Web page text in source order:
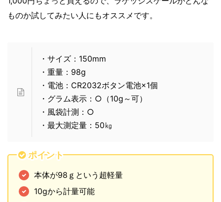
ものか試してみたい人にもオススメです。
・サイズ：150mm
・重量：98g
・電池：CR2032ボタン電池×1個
・グラム表示：○（10g～可）
・風袋計測：○
・最大測定量：50㎏
ポイント
本体が98ｇという超軽量
10gから計量可能